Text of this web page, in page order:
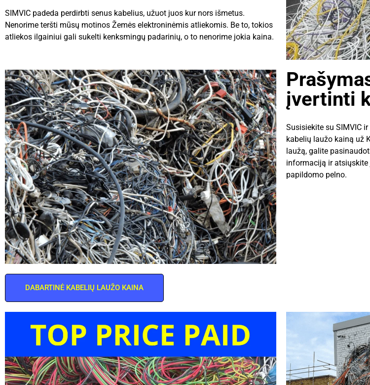
SIMVIC padeda perdirbti senus kabelius, užuot juos kur nors išmetus.
Nenorime teršti mūsų motinos Žemės elektroninėmis atliekomis. Be to, tokios
atliekos ilgainiui gali sukelti kenksmingų padarinių, o to nenorime jokia kaina.
įvertinti
Susisiekite su SIMVIC
kabelių laužo kainą už
laužą, galite
informaciją ir
papildomo pelno.
DABARTINĖ KABELIŲ LAUŽO KAINA